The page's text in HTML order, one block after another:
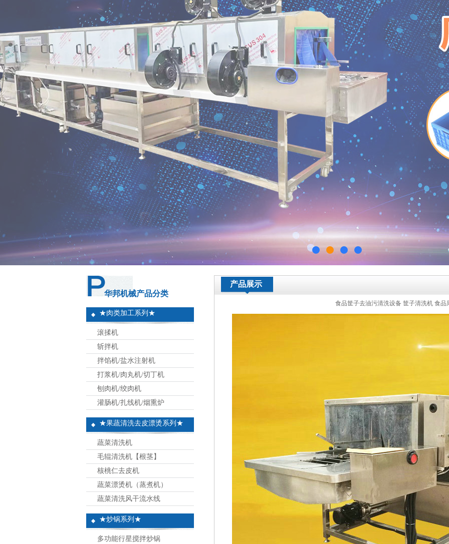
华邦机械产品分类
★肉类加工系列★
滚揉机
斩拌机
拌馅机/盐水注射机
打浆机/肉丸机/切丁机
刨肉机/绞肉机
灌肠机/扎线机/烟熏炉
★果蔬清洗去皮漂烫系列★
蔬菜清洗机
毛辊清洗机【根茎】
核桃仁去皮机
蔬菜漂烫机（蒸煮机）
蔬菜清洗风干流水线
★炒锅系列★
多功能行星搅拌炒锅
产品展示
食品筐子去油污清洗设备 筐子清洗机 食品